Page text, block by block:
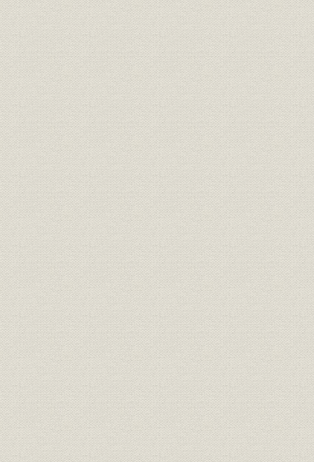
第5 服制
第6 俸給および諸給与
第7 旅費
第8 厚生
第9 雇外国人
第4節 経理および資材
第1 財政
第2 会計
第3 資材
第3章 運輸
第1節 概説
第1 旅客営業
第2 貨物営業
第3 軍事輸送
第4 連絡運輸
第5 運転